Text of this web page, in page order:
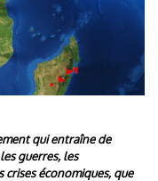
qui entraîne de
guerres, les
économiques, que